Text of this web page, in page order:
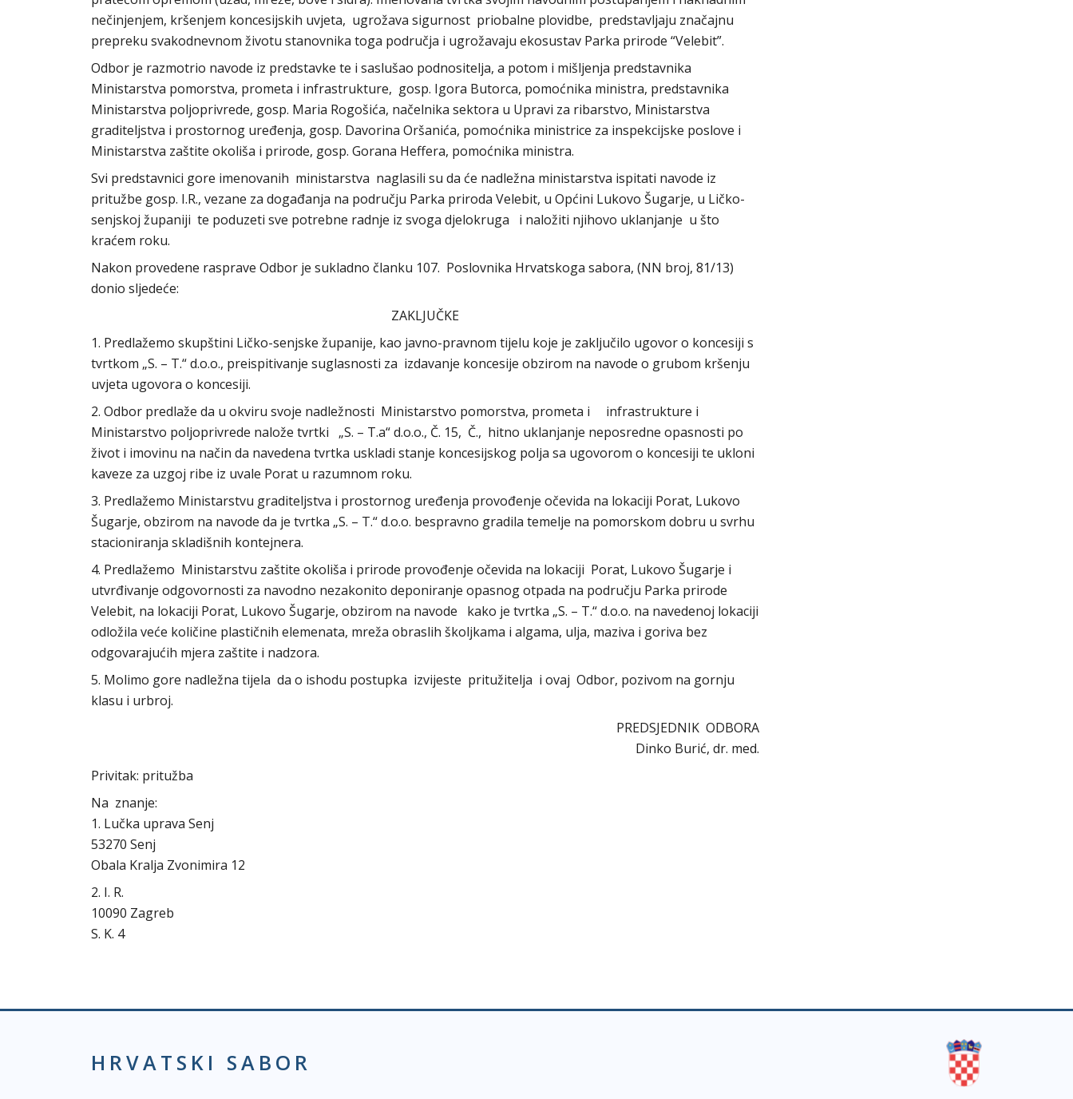
nečinjenjem, kršenjem koncesijskih uvjeta, ugrožava sigurnost priobalne plovidbe, predstavljaju značajnu
prepreku svakodnevnom životu stanovnika toga područja i ugrožavaju ekosustav Parka prirode “Velebit”.
Odbor je razmotrio navode iz predstavke te i saslušao podnositelja, a potom i mišljenja predstavnika
Ministarstva pomorstva, prometa i infrastrukture, gosp. Igora Butorca, pomoćnika ministra, predstavnika
Ministarstva poljoprivrede, gosp. Maria Rogošića, načelnika sektora u Upravi za ribarstvo, Ministarstva
graditeljstva i prostornog uređenja, gosp. Davorina Oršanića, pomoćnika ministrice za inspekcijske poslove i
Ministarstva zaštite okoliša i prirode, gosp. Gorana Heffera, pomoćnika ministra.
Svi predstavnici gore imenovanih ministarstva naglasili su da će nadležna ministarstva ispitati navode iz
pritužbe gosp. I.R., vezane za događanja na području Parka priroda Velebit, u Općini Lukovo Šugarje, u Ličko-
senjskoj županiji te poduzeti sve potrebne radnje iz svoga djelokruga i naložiti njihovo uklanjanje u što
kraćem roku.
Nakon provedene rasprave Odbor je sukladno članku 107. Poslovnika Hrvatskoga sabora, (NN broj, 81/13)
donio sljedeće:
ZAKLJUČKE
1. Predlažemo skupštini Ličko-senjske županije, kao javno-pravnom tijelu koje je zaključilo ugovor o koncesiji s
tvrtkom „S. – T.“ d.o.o., preispitivanje suglasnosti za izdavanje koncesije obzirom na navode o grubom kršenju
uvjeta ugovora o koncesiji.
2. Odbor predlaže da u okviru svoje nadležnosti Ministarstvo pomorstva, prometa i infrastrukture i
Ministarstvo poljoprivrede nalože tvrtki „S. – T.a“ d.o.o., Č. 15, Č., hitno uklanjanje neposredne opasnosti po
život i imovinu na način da navedena tvrtka uskladi stanje koncesijskog polja sa ugovorom o koncesiji te ukloni
kaveze za uzgoj ribe iz uvale Porat u razumnom roku.
3. Predlažemo Ministarstvu graditeljstva i prostornog uređenja provođenje očevida na lokaciji Porat, Lukovo
Šugarje, obzirom na navode da je tvrtka „S. – T.“ d.o.o. bespravno gradila temelje na pomorskom dobru u svrhu
stacioniranja skladišnih kontejnera.
4. Predlažemo Ministarstvu zaštite okoliša i prirode provođenje očevida na lokaciji Porat, Lukovo Šugarje i
utvrđivanje odgovornosti za navodno nezakonito deponiranje opasnog otpada na području Parka prirode
Velebit, na lokaciji Porat, Lukovo Šugarje, obzirom na navode kako je tvrtka „S. – T.“ d.o.o. na navedenoj lokaciji
odložila veće količine plastičnih elemenata, mreža obraslih školjkama i algama, ulja, maziva i goriva bez
odgovarajućih mjera zaštite i nadzora.
5. Molimo gore nadležna tijela da o ishodu postupka izvijeste pritužitelja i ovaj Odbor, pozivom na gornju
klasu i urbroj.
PREDSJEDNIK ODBORA
Dinko Burić, dr. med.
Privitak: pritužba
Na znanje:
1. Lučka uprava Senj
53270 Senj
Obala Kralja Zvonimira 12
2. I. R.
10090 Zagreb
S. K. 4
HRVATSKI SABOR